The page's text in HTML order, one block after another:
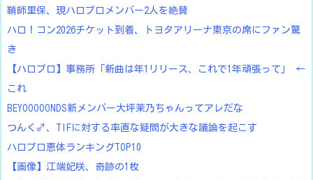
鞘師里保、現ハロプロメンバー2人を絶賛
ハロ！コン2026チケット到着、トヨタアリーナ東京の席にファン驚
き
【ハロプロ】事務所「新曲は年1リリース、これで1年頑張って」 ←
これ
BEYOOOOONDS新メンバー大坪茉乃ちゃんってアレだな
つんく♂、TIFに対する率直な疑問が大きな議論を起こす
ハロプロ恵体ランキングTOP10
【画像】江端妃咲、奇跡の1枚